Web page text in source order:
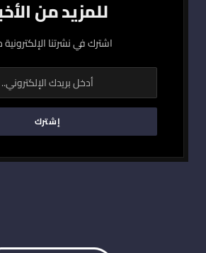
للمزيد من
اشترك في نشرتنا الإلكترونية